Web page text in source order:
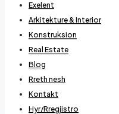
Exelent
Arkitekture & Interior
Konstruksion
Real Estate
Blog
Rreth nesh
Kontakt
Hyr/Rregjistro